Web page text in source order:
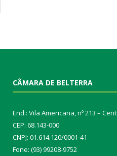
CÂMARA DE BELTERRA
End.: Vila Americana, nº 213 –
CEP: 68.143-000
CNPJ: 01.614.120/0001-41
Fone: (93) 99208-9752